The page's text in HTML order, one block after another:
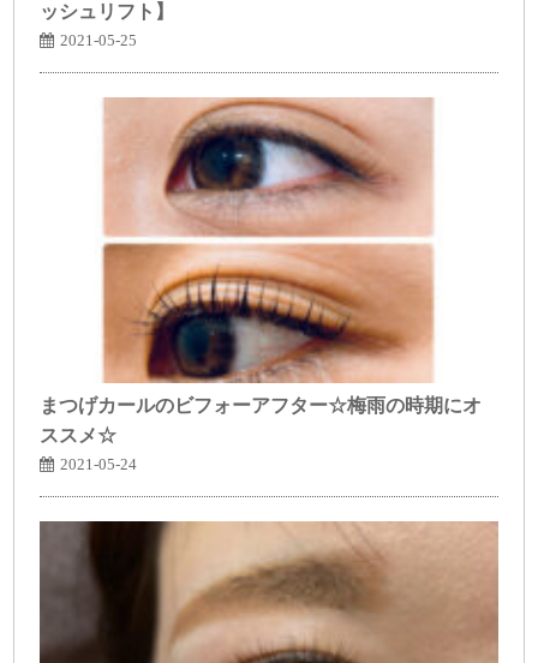
ッシュリフト】
2021-05-25
まつげカールのビフォーアフター☆梅雨の時期にオ
ススメ☆
2021-05-24